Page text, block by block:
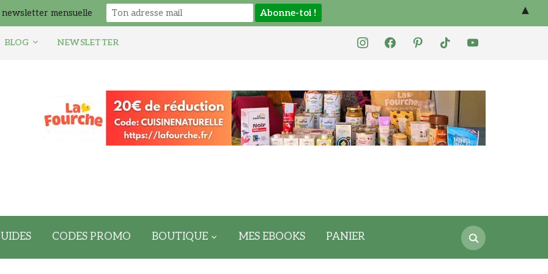
instagramfacebookpinteresttiktok youtube
BLOG NEWSLETTER
Search
for:
CODES PROMO BOUTIQUE MES EBOOKS PANIER
newsletter mensuelle ▲